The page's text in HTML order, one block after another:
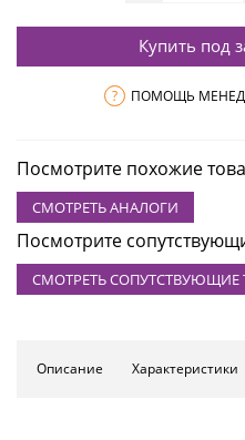
Купить под
? ПОМОЩЬ
Посмотрите похожие
СМОТРЕТЬ АНАЛОГИ
Посмотрите
СМОТРЕТЬ СОПУТСТВУЮЩИЕ
Описание Характеристики